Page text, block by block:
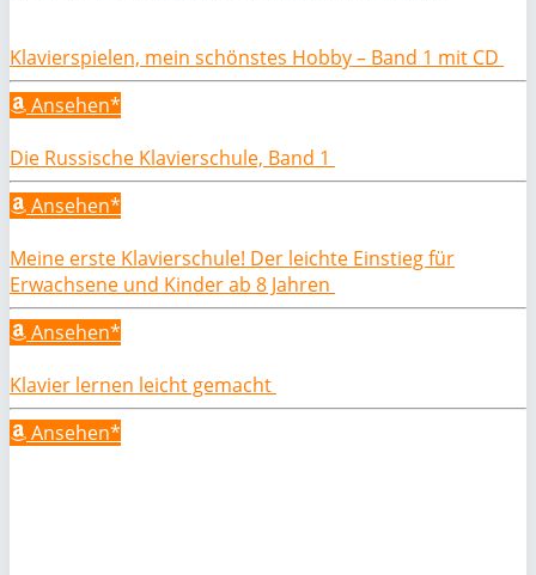
Klavierspielen, mein schönstes Hobby – Band 1 mit CD
Ansehen*
Die Russische Klavierschule, Band 1
Ansehen*
Meine erste Klavierschule! Der leichte Einstieg für
Erwachsene und Kinder ab 8 Jahren
Ansehen*
Klavier lernen leicht gemacht
Ansehen*